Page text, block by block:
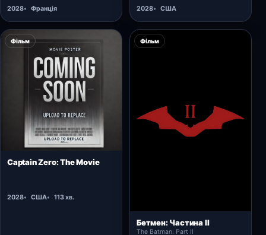
2028 Франція 2028 США
Фільм
Відкрити картку →
Captain Zero: The Movie
2028 США 113 хв.
Фільм
Відкрити картку →
Бетмен: Частина ІІ
The Batman: Part II